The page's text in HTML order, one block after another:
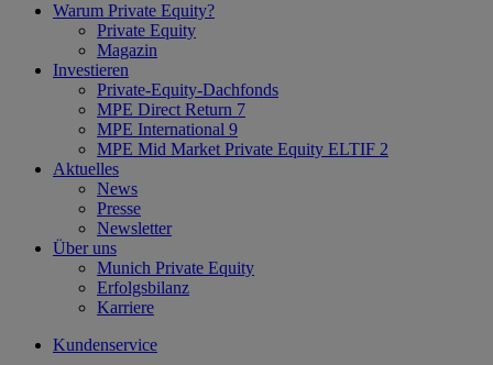
Warum Private Equity?
Private Equity
Magazin
Investieren
Private-Equity-Dachfonds
MPE Direct Return 7
MPE International 9
MPE Mid Market Private Equity ELTIF 2
Aktuelles
News
Presse
Newsletter
Über uns
Munich Private Equity
Erfolgsbilanz
Karriere
Kundenservice